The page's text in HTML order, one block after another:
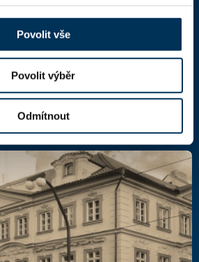
Povolit vše
Povolit výběr
Odmítnout